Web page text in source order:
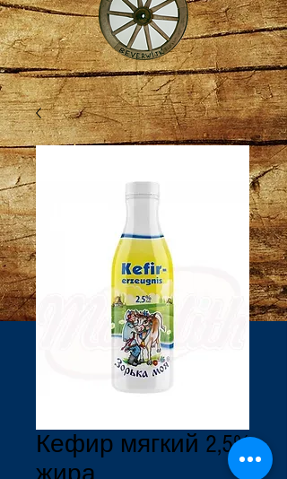
Кефир мягкий 2,5%